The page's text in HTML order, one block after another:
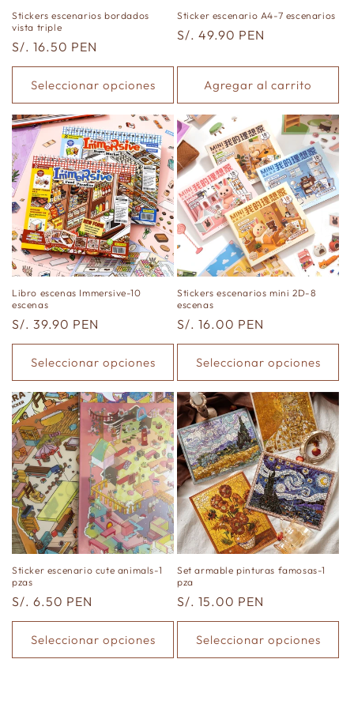
Stickers escenarios bordados
vista triple
Precio
habitual
S/. 16.50 PEN
Seleccionar opciones
Sticker escenario A4-7 escenarios
Precio
S/. 49.90 PEN
Agregar al carrito
Libro escenas Immersive-10
escenas
Precio
habitual
S/. 39.90 PEN
Seleccionar opciones
Stickers escenarios mini 2D-8
escenas
Precio
habitual
S/. 16.00 PEN
Seleccionar opciones
Sticker escenario cute animals-1
pzas
Precio
habitual
S/. 6.50 PEN
Seleccionar opciones
Set armable pinturas famosas-1
pza
Precio
habitual
S/. 15.00 PEN
Seleccionar opciones